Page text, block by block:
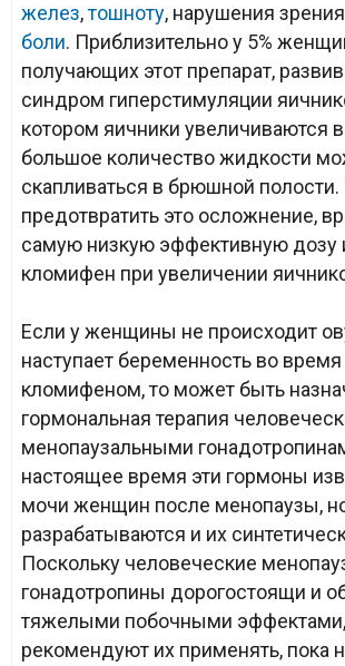
желез,тошноту, нарушения
боли. Приблизительно у 5%
получающих этот препарат,
синдром гиперстимуляции
котором яичники увеличиваются
большое количество жидкости
скапливаться в брюшной
предотвратить это осложнение,
самую низкую эффективную дозу
кломифен при увеличении
Если у женщины не происходит
наступает беременность во
кломифеном, то может быть
гормональная терапия
менопаузальными
настоящее время эти гормоны
мочи женщин после менопаузы,
разрабатываются и их
Поскольку человеческие
гонадотропины дорогостоящи и
тяжелыми побочными эффектами,
рекомендуют их применять, пока